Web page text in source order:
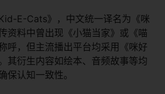
E-Cats》，中文统一译名为《咪
资料中曾出现《小猫当家》或《喵
呼，但主流播出平台均采用《咪好
其衍生内容如绘本、音频故事等均
保认知一致性。